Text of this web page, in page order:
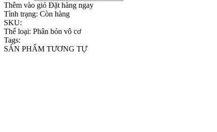
Thêm vào giỏ Đặt hàng ngay
Tình trạng: Còn hàng
SKU:
Thể loại: Phân bón vô cơ
Tags:
SẢN PHẨM TƯƠNG TỰ